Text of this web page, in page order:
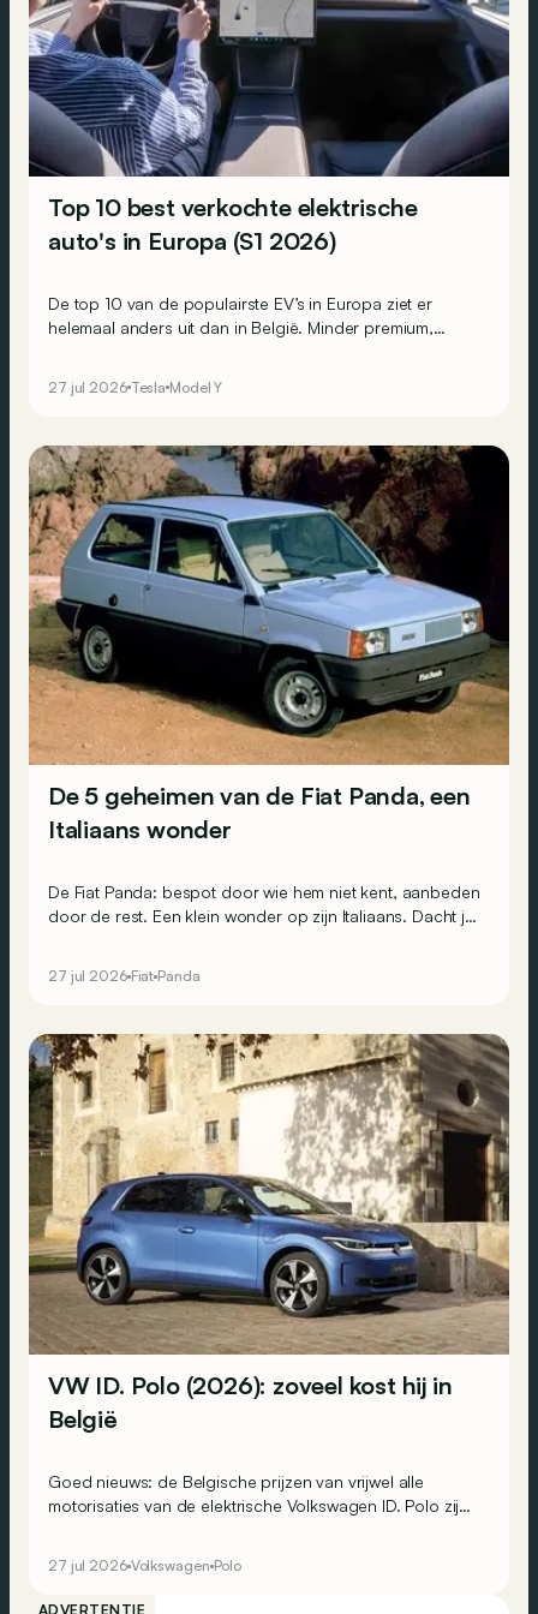
Top 10 best verkochte elektrische
auto's in Europa (S1 2026)
De top 10 van de populairste EV’s in Europa ziet er
helemaal anders uit dan in België. Minder premium,
27 jul 2026 Tesla Model Y
De 5 geheimen van de Fiat Panda, een
Italiaans wonder
De Fiat Panda: bespot door wie hem niet kent, aanbeden
door de rest. Een klein wonder op zijn Italiaans. Dacht je
industrieel genie. Dit zijn 5 boeiende geheimen.
27 jul 2026 Fiat Panda
VW ID. Polo (2026): zoveel kost hij in
België
Goed nieuws: de Belgische prijzen van vrijwel alle
motorisaties van de elektrische Volkswagen ID. Polo zijn
27 jul 2026 Volkswagen Polo
ADVERTENTIE